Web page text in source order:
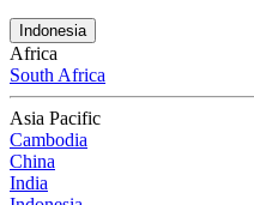
Indonesia
Africa
South Africa
Asia Pacific
Cambodia
China
India